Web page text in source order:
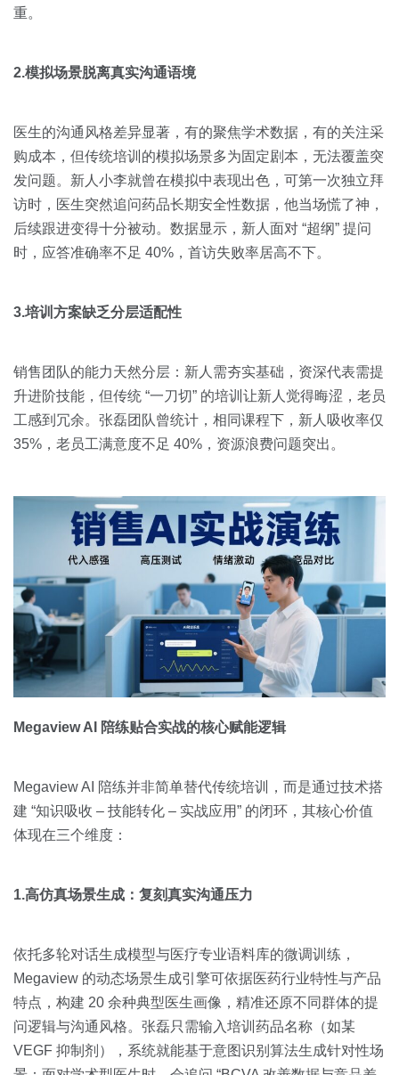
重。
2.模拟场景脱离真实沟通语境
医生的沟通风格差异显著，有的聚焦学术数据，有的关注采
购成本，但传统培训的模拟场景多为固定剧本，无法覆盖突
发问题。新人小李就曾在模拟中表现出色，可第一次独立拜
访时，医生突然追问药品长期安全性数据，他当场慌了神，
后续跟进变得十分被动。数据显示，新人面对 “超纲” 提问
时，应答准确率不足 40%，首访失败率居高不下。
3.培训方案缺乏分层适配性
销售团队的能力天然分层：新人需夯实基础，资深代表需提
升进阶技能，但传统 “一刀切” 的培训让新人觉得晦涩，老员
工感到冗余。张磊团队曾统计，相同课程下，新人吸收率仅
35%，老员工满意度不足 40%，资源浪费问题突出。
Megaview AI 陪练贴合实战的核心赋能逻辑
Megaview AI 陪练并非简单替代传统培训，而是通过技术搭
建 “知识吸收 – 技能转化 – 实战应用” 的闭环，其核心价值
体现在三个维度：
1.高仿真场景生成：复刻真实沟通压力
依托多轮对话生成模型与医疗专业语料库的微调训练，
Megaview 的动态场景生成引擎可依据医药行业特性与产品
特点，构建 20 余种典型医生画像，精准还原不同群体的提
问逻辑与沟通风格。张磊只需输入培训药品名称（如某
VEGF 抑制剂），系统就能基于意图识别算法生成针对性场